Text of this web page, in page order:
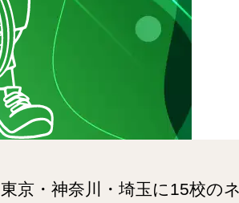
東京・神奈川・埼玉に15校の